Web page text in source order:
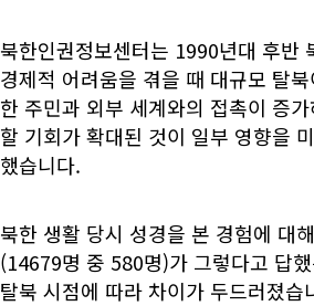
북한인권정보센터는 1990년대 후반
경제적 어려움을 겪을 때 대규모 탈
한 주민과 외부 세계와의 접촉이 증
할 기회가 확대된 것이 일부 영향을
했습니다.
북한 생활 당시 성경을 본 경험에 대
(14679명 중 580명)가 그렇다고 답
탈북 시점에 따라 차이가 두드러졌습